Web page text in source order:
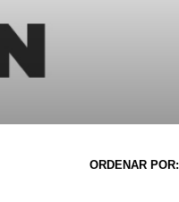
ORDENAR POR: